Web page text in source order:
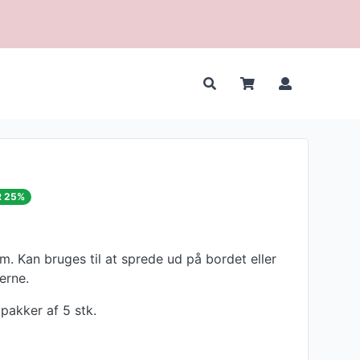
25%
Kan bruges til at sprede ud på bordet eller
af 5 stk.